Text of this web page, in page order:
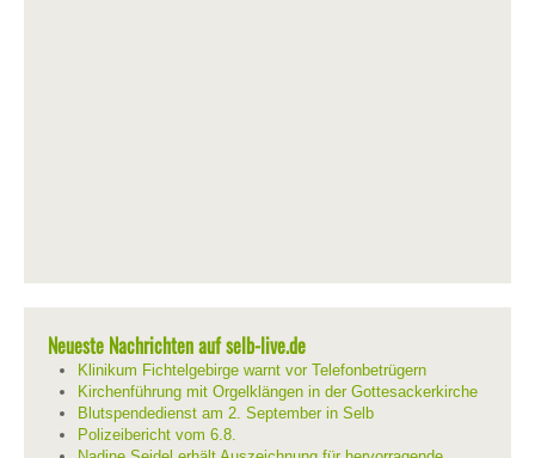
Neueste Nachrichten auf selb-live.de
Klinikum Fichtelgebirge warnt vor Telefonbetrügern
Kirchenführung mit Orgelklängen in der Gottesackerkirche
Blutspendedienst am 2. September in Selb
Polizeibericht vom 6.8.